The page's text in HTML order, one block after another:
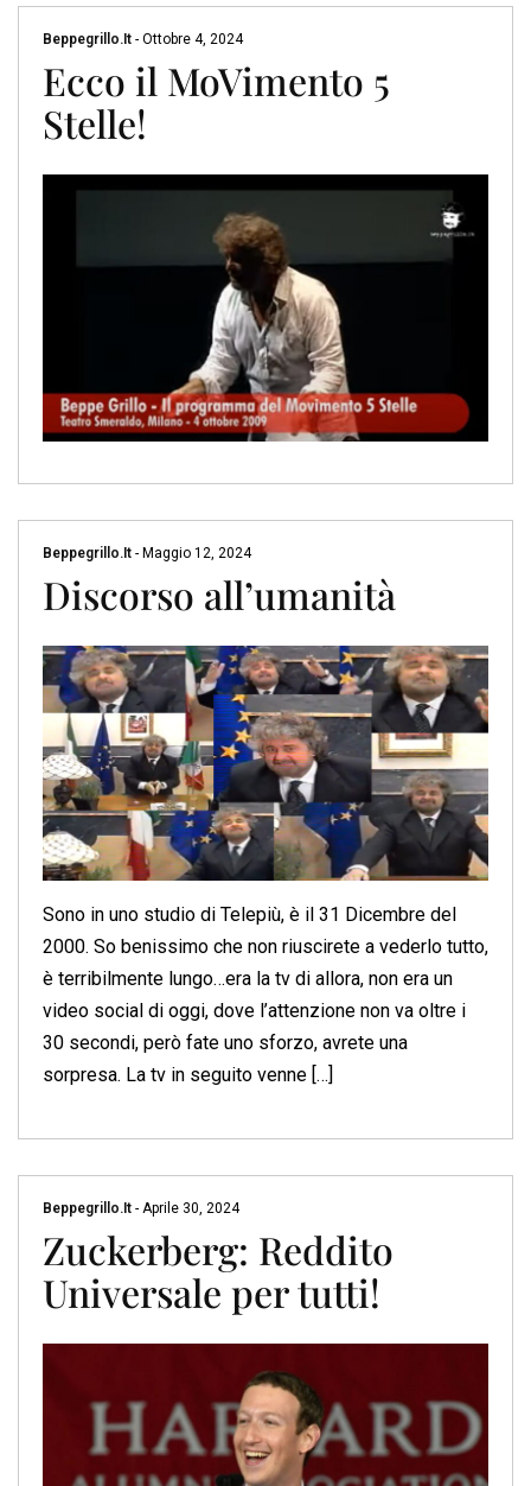
Beppegrillo.it - Ottobre 4, 2024
Ecco il MoVimento 5
Stelle!
Beppegrillo.it - Maggio 12, 2024
Discorso all’umanità
Sono in uno studio di Telepiù, è il 31 Dicembre del
2000. So benissimo che non riuscirete a vederlo tutto,
è terribilmente lungo…era la tv di allora, non era un
video social di oggi, dove l’attenzione non va oltre i
30 secondi, però fate uno sforzo, avrete una
sorpresa. La tv in seguito venne […]
Beppegrillo.it - Aprile 30, 2024
Zuckerberg: Reddito
Universale per tutti!